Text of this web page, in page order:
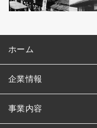
ホーム
企業情報
事業内容